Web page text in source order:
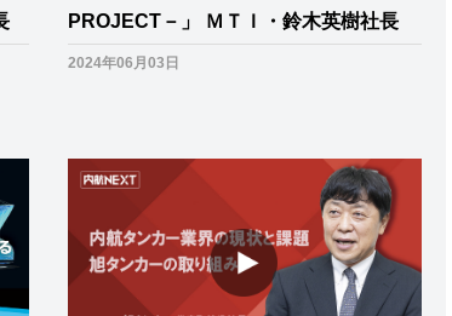
PROJECT－」 ＭＴＩ・鈴木英樹社長
2024年06月03日